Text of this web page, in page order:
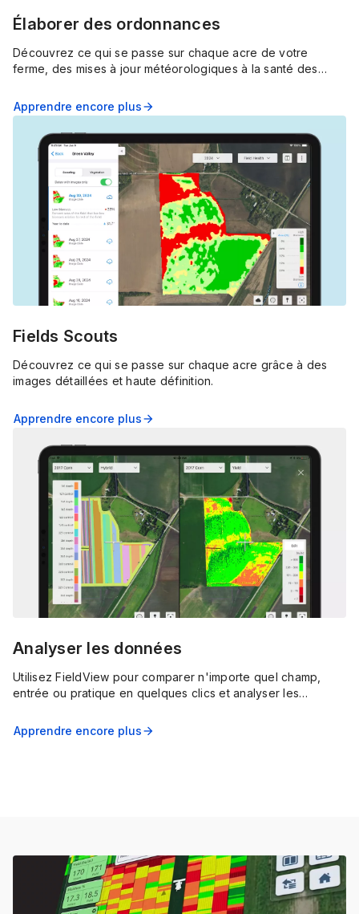
Élaborer des ordonnances
Découvrez ce qui se passe sur chaque acre de votre
ferme, des mises à jour météorologiques à la santé des
images détaillées de FieldView.
Apprendre encore plusarrow_forward
Fields Scouts
Découvrez ce qui se passe sur chaque acre grâce à des
images détaillées et haute définition.
Apprendre encore plusarrow_forward
Analyser les données
Utilisez FieldView pour comparer n'importe quel champ,
entrée ou pratique en quelques clics et analyser les
code couleur et faciles à comprendre.
Apprendre encore plusarrow_forward